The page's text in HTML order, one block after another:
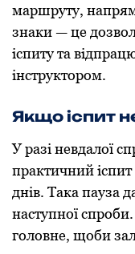
маршруту,
знаки — це
іспиту та
інструктором.
Якщо іспит
У разі невдалої
практичний
днів. Така пауза
наступної
головне, щоби